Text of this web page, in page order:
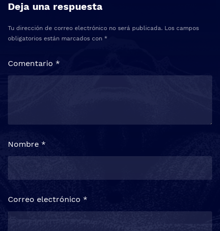
Deja una respuesta
Tu dirección de correo electrónico no será publicada. Los campos
obligatorios están marcados con *
Comentario *
Nombre *
Correo electrónico *